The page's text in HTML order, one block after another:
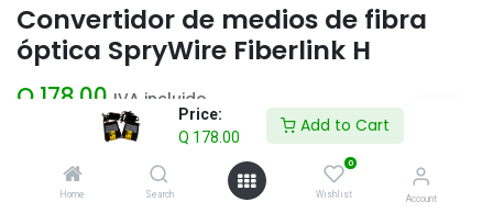
Price:
Q 178.00
Add to Cart
Home Search
0
Wishlist Account
Convertidor de medios de fibra
óptica SpryWire Fiberlink H
Q 178.00 IVA incluido
Add to Cart